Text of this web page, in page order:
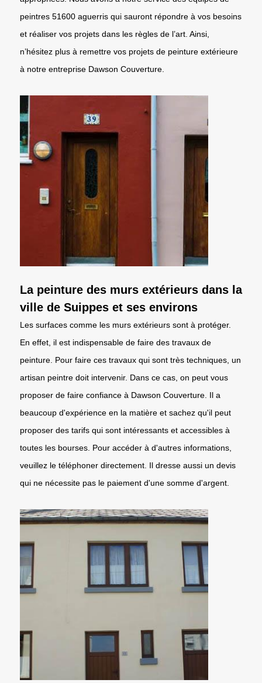
peintres 51600 aguerris qui sauront répondre à vos besoins
et réaliser vos projets dans les règles de l’art. Ainsi,
n’hésitez plus à remettre vos projets de peinture extérieure
à notre entreprise Dawson Couverture.
La peinture des murs extérieurs dans la
ville de Suippes et ses environs
Les surfaces comme les murs extérieurs sont à protéger.
En effet, il est indispensable de faire des travaux de
peinture. Pour faire ces travaux qui sont très techniques, un
artisan peintre doit intervenir. Dans ce cas, on peut vous
proposer de faire confiance à Dawson Couverture. Il a
beaucoup d'expérience en la matière et sachez qu'il peut
proposer des tarifs qui sont intéressants et accessibles à
toutes les bourses. Pour accéder à d'autres informations,
veuillez le téléphoner directement. Il dresse aussi un devis
qui ne nécessite pas le paiement d'une somme d'argent.